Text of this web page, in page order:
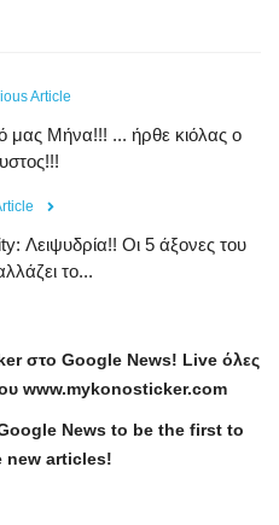
Article
μας Μήνα!!! ... ήρθε κιόλας ο
Λειψυδρία!! Οι 5 άξονες του
το...
στο Google News! Liveόλες
www.mykonosticker.com
News to be the first to
new articles!